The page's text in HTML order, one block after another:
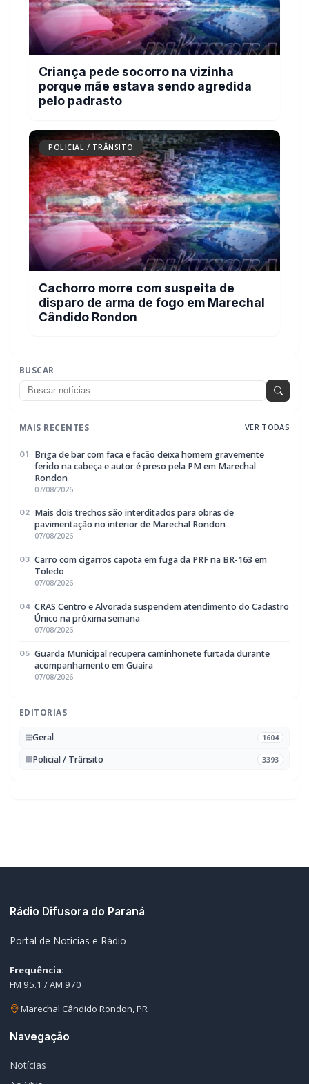
Criança pede socorro na vizinha
porque mãe estava sendo agredida
pelo padrasto
POLICIAL / TRÂNSITO
Cachorro morre com suspeita de
disparo de arma de fogo em Marechal
Cândido Rondon
BUSCAR
MAIS RECENTES
01
Briga de bar com faca e facão deixa homem gravemente
07/08/2026
02
Mais dois trechos são interditados para obras de
pavimentação no interior de Marechal Rondon
07/08/2026
Toledo
07/08/2026
Único na próxima semana
07/08/2026
acompanhamento em Guaíra
07/08/2026
EDITORIAS
Geral
Frequência:
Navegação
Notícias
Ao Vivo
Podcasts